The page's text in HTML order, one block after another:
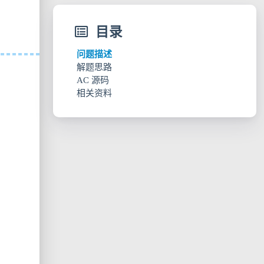
目录
问题描述
解题思路
AC 源码
解题方法一：DFS+回溯+剪枝
相关资料